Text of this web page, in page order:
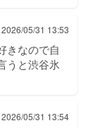
2026/05/31 13:53
きなので自
うと渋谷氷
2026/05/31 13:54